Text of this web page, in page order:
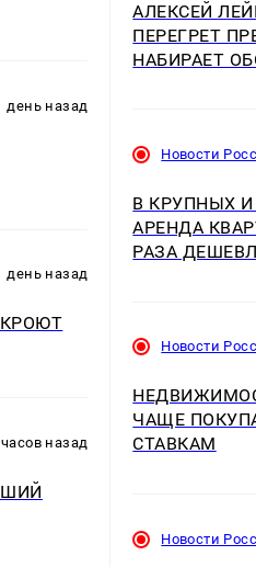
день назад
день назад
назад
АЛЕКСЕЙ
ПЕРЕГРЕТ
НАБИРАЕТ
Новости
В КРУПНЫХ
АРЕНДА
РАЗА
Новости
ЧАЩЕ
СТАВКАМ
Новости